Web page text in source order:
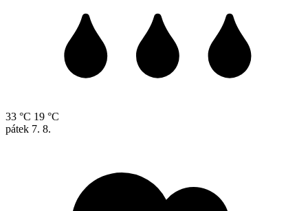
33 °C 19 °C
pátek 7. 8.